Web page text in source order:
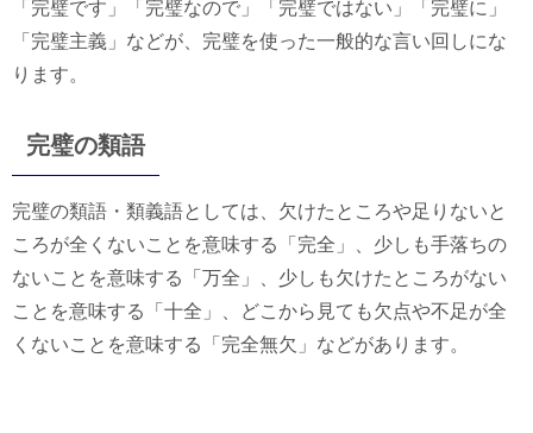
「完璧です」「完璧なので」「完璧ではない」「完璧に」
「完璧主義」などが、完璧を使った一般的な言い回しにな
ります。
完璧の類語
完璧の類語・類義語としては、欠けたところや足りないと
ころが全くないことを意味する「完全」、少しも手落ちの
ないことを意味する「万全」、少しも欠けたところがない
ことを意味する「十全」、どこから見ても欠点や不足が全
くないことを意味する「完全無欠」などがあります。